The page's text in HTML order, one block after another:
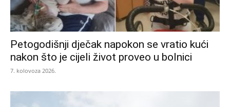
Petogodišnji dječak napokon se vratio kući
nakon što je cijeli život proveo u bolnici
7. kolovoza 2026.